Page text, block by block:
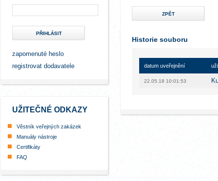
PŘIHLÁSIT
zapomenuté heslo
registrovat dodavatele
UŽITEČNÉ ODKAZY
Věstník veřejných zakázek
Manuály nástroje
Certifikáty
FAQ
ZPĚT
Historie souboru
datum uveřejnění
22.05.18 10:01:53